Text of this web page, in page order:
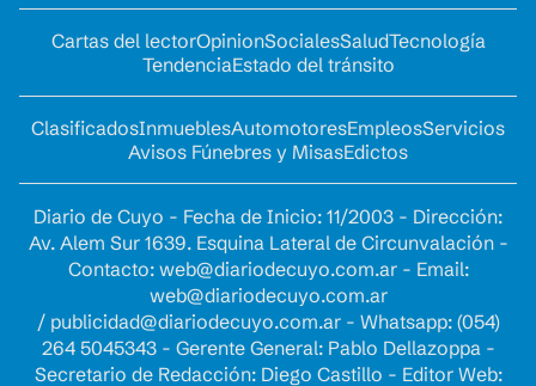
Cartas del lectorOpinionSocialesSaludTecnología
TendenciaEstado del tránsito
ClasificadosInmueblesAutomotoresEmpleosServicios
Avisos Fúnebres y MisasEdictos
Diario de Cuyo - Fecha de Inicio: 11/2003 - Dirección:
Av. Alem Sur 1639. Esquina Lateral de Circunvalación -
Contacto: web@diariodecuyo.com.ar- Email:
web@diariodecuyo.com.ar
/ publicidad@diariodecuyo.com.ar- Whatsapp: (054)
264 5045343 - Gerente General: Pablo Dellazoppa -
Secretario de Redacción: Diego Castillo - Editor Web: